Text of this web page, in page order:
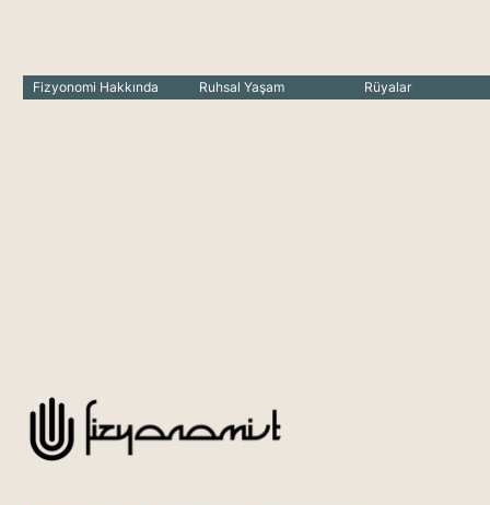
Fizyonomi Hakkında Ruhsal Yaşam Rüyalar